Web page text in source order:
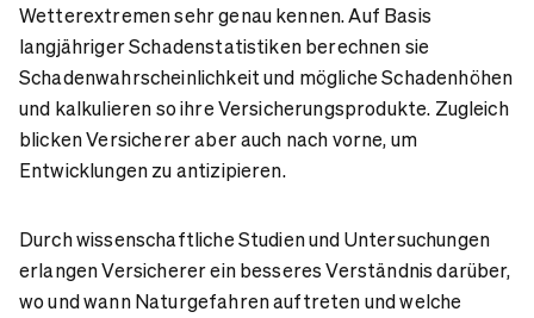
Wetterextremen sehr genau kennen. Auf Basis
langjähriger Schadenstatistiken berechnen sie
Schadenwahrscheinlichkeit und mögliche Schadenhöhen
und kalkulieren so ihre Versicherungsprodukte. Zugleich
blicken Versicherer aber auch nach vorne, um
Entwicklungen zu antizipieren.
Durch wissenschaftliche Studien und Untersuchungen
erlangen Versicherer ein besseres Verständnis darüber,
wo und wann Naturgefahren auftreten und welche